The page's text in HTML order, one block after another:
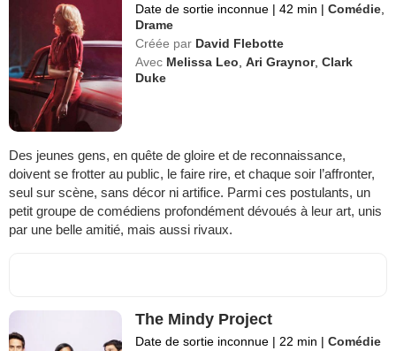
Date de sortie inconnue | 42 min | Comédie
Drame
Créée par David Flebotte
Avec Melissa Leo ,Ari Graynor,Clark
Duke
Des jeunes gens, en quête de gloire et de reconnaissance,
doivent se frotter au public, le faire rire, et chaque soir l’affronter,
seul sur scène, sans décor ni artifice. Parmi ces postulants, un
petit groupe de comédiens profondément dévoués à leur art, unis
par une belle amitié, mais aussi rivaux.
The Mindy Project
Date de sortie inconnue | 22 min | Comédie